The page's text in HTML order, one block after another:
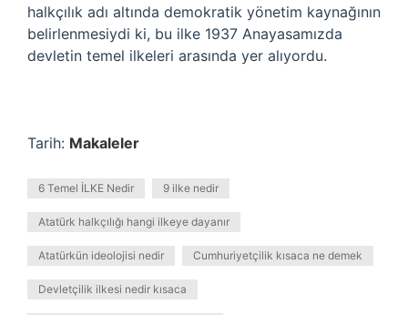
halkçılık adı altında demokratik yönetim kaynağının
belirlenmesiydi ki, bu ilke 1937 Anayasamızda
devletin temel ilkeleri arasında yer alıyordu.
Tarih: Makaleler
6 Temel İLKE Nedir 9 ilke nedir
Atatürk halkçılığı hangi ilkeye dayanır
Atatürkün ideolojisi nedir Cumhuriyetçilik kısaca ne demek
Devletçilik ilkesi nedir kısaca